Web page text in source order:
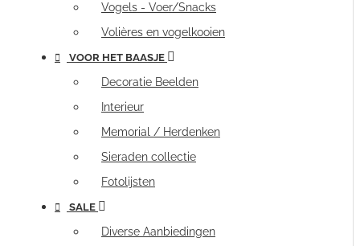
Vogels - Voer/Snacks
Volières en vogelkooien
VOOR HET BAASJE
Decoratie Beelden
Interieur
Memorial / Herdenken
Sieraden collectie
Fotolijsten
SALE
Diverse Aanbiedingen